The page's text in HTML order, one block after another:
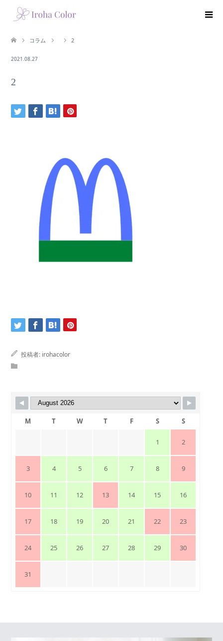
コラム 2
2021.08.27
2
投稿者: irohacolor
M T W T F S S
1 2
3 4 5 6 7 8 9
10 11 12 13 14 15 16
17 18 19 20 21 22 23
24 25 26 27 28 29 30
31